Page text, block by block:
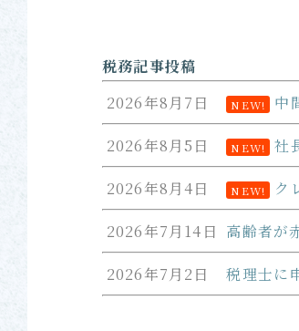
税務記事投稿
2026年8月7日
NEW! 中
2026年8月5日 NEW! 社
2026年8月4日 NEW! ク
2026年7月14日 高齢者が
2026年7月2日 税理士に